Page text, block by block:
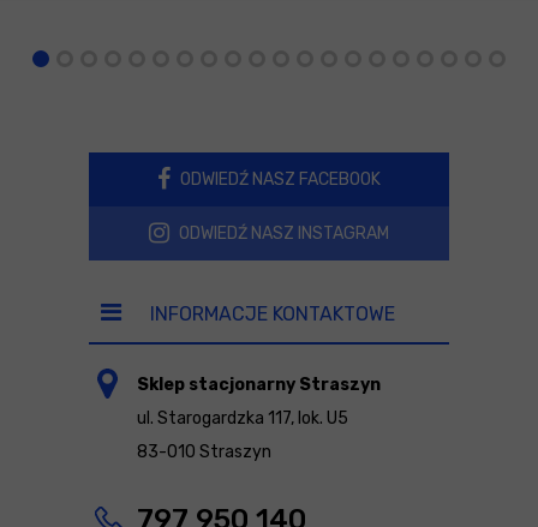
ODWIEDŹ NASZ FACEBOOK
ODWIEDŹ NASZ INSTAGRAM
INFORMACJE KONTAKTOWE
Sklep stacjonarny Straszyn
ul. Starogardzka 117, lok. U5
83-010 Straszyn
797 950 140